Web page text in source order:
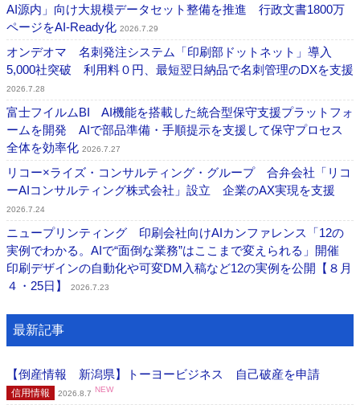
AI源内」向け大規模データセット整備を推進 行政文書1800万
ページをAI-Ready化 2026.7.29
オンデオマ 名刺発注システム「印刷部ドットネット」導入
5,000社突破 利用料０円、最短翌日納品で名刺管理のDXを支援
2026.7.28
富士フイルムBI AI機能を搭載した統合型保守支援プラットフォ
ームを開発 AIで部品準備・手順提示を支援して保守プロセス
全体を効率化 2026.7.27
リコー×ライズ・コンサルティング・グループ 合弁会社「リコ
ーAIコンサルティング株式会社」設立 企業のAX実現を支援
2026.7.24
ニュープリンティング 印刷会社向けAIカンファレンス「12の
実例でわかる。AIで“面倒な業務”はここまで変えられる」開催
印刷デザインの自動化や可変DM入稿など12の実例を公開【８月
４・25日】
2026.7.23
最新記事
【倒産情報 新潟県】トーヨービジネス 自己破産を申請
信用情報 2026.8.7 NEW